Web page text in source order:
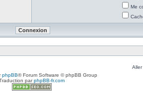
Me
phpBB® Forum Software © phpBB Group
parphpBB-fr.com